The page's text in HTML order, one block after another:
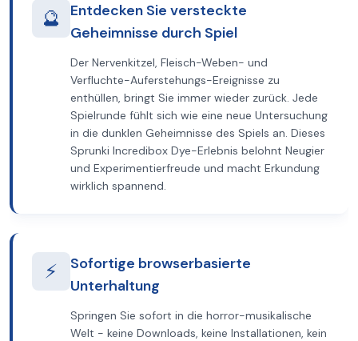
🔮
Entdecken Sie versteckte
Geheimnisse durch Spiel
Der Nervenkitzel, Fleisch-Weben- und
Verfluchte-Auferstehungs-Ereignisse zu
enthüllen, bringt Sie immer wieder zurück. Jede
Spielrunde fühlt sich wie eine neue Untersuchung
in die dunklen Geheimnisse des Spiels an. Dieses
Sprunki Incredibox Dye-Erlebnis belohnt Neugier
und Experimentierfreude und macht Erkundung
wirklich spannend.
⚡
Sofortige browserbasierte
Unterhaltung
Springen Sie sofort in die horror-musikalische
Welt - keine Downloads, keine Installationen, kein